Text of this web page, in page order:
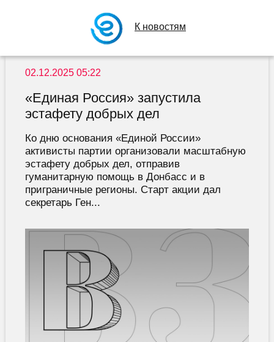
К новостям
02.12.2025 05:22
«Единая Россия» запустила
эстафету добрых дел
Ко дню основания «Единой России»
активисты партии организовали масштабную
эстафету добрых дел, отправив
гуманитарную помощь в Донбасс и в
приграничные регионы. Старт акции дал
секретарь Ген...